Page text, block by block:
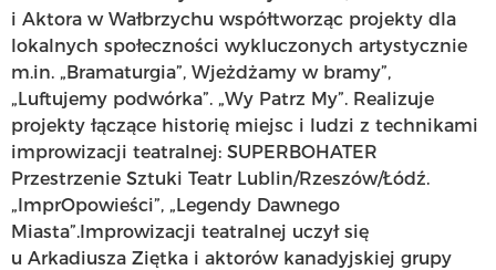
i Aktora w Wałbrzychu współtworząc projekty dla
lokalnych społeczności wykluczonych artystycznie
m.in. „Bramaturgia”, Wjeżdżamy w bramy”,
„Luftujemy podwórka”. „Wy Patrz My”. Realizuje
projekty łączące historię miejsc i ludzi z technikami
improwizacji teatralnej: SUPERBOHATER
Przestrzenie Sztuki Teatr Lublin/Rzeszów/Łódź.
„ImprOpowieści”, „Legendy Dawnego
Miasta”.Improwizacji teatralnej uczył się
u Arkadiusza Ziętka i aktorów kanadyjskiej grupy